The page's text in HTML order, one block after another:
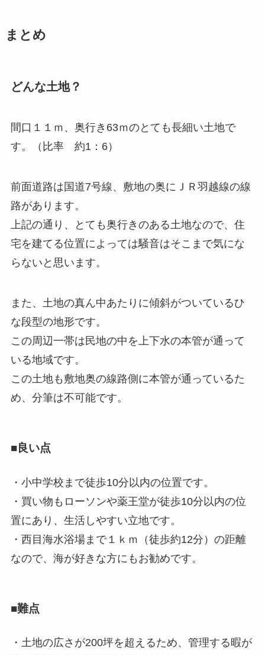
まとめ
どんな土地？
間口１１ｍ、奥行き63ｍのとても長細い土地で
す。（比率 約1：6）
前面道路は国道7号線、敷地の奥にＪＲ羽越線の線
路があります。
上記の通り、とても奥行きのある土地なので、住
宅を建てる位置によっては騒音はそこまで気にな
らないと思います。
また、土地の真ん中あたりに傾斜がついているひ
な段型の地形です。
この周辺一帯は民地の中を上下水の本管が通って
いる地域です。
この土地も敷地奥の線路側に本管が通っているた
め、 分筆は不可能です。
■良い点
・ 小中学校まで徒歩10分以内の位置です。
・買い物も ローソンや薬王堂が徒歩10分以内の位
置にあり、生活しやすい立地です。
・ 西目海水浴場まで１ｋｍ（徒歩約12分）の距離
なので、海が好きな方にもお勧めです。
■難点
・土地の広さが200坪を超えるため、管理する暇が